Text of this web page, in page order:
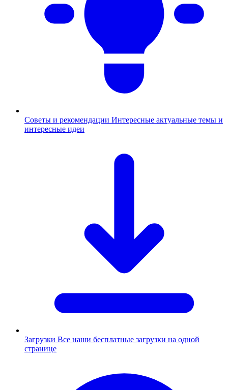
Советы и рекомендации Интересные актуальные темы и
интересные идеи
Загрузки Все наши бесплатные загрузки на одной
странице